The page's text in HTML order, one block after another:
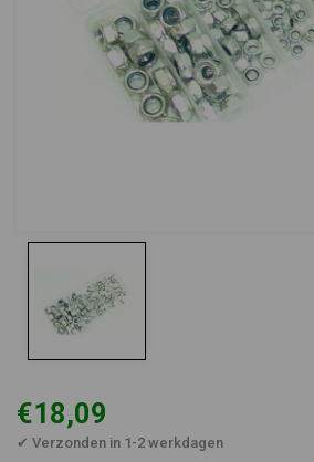
€18,09
✔ Verzonden in 1-2 werkdagen